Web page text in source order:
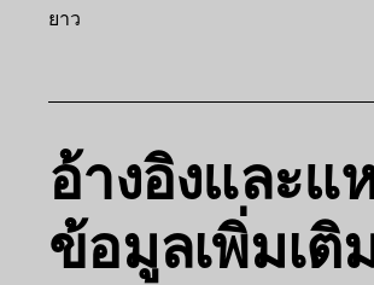
ยาว
อ้างอิงและแ
ข้อมูลเพิ่มเติ